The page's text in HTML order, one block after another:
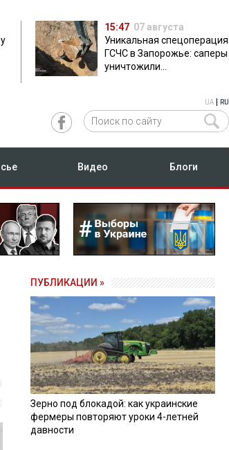
15:47 07 августа
Уникальная спецоперация
ГСЧС в Запорожье: саперы
уничтожили
UA RU
Видео Блоги
ПУБЛИКАЦИИ »
Зерно под блокадой: как украинские
фермеры повторяют уроки 4-летней
давности